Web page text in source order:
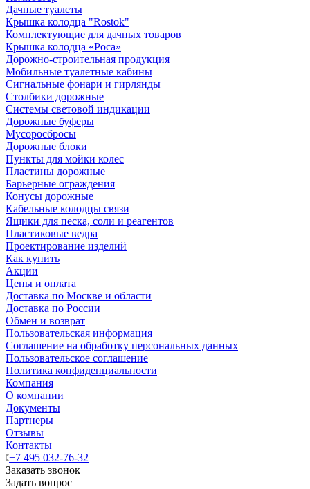
Дачные туалеты
Крышка колодца "Rostok"
Комплектующие для дачных товаров
Крышка колодца «Роса»
Дорожно-строительная продукция
Мобильные туалетные кабины
Сигнальные фонари и гирлянды
Столбики дорожные
Системы световой индикации
Дорожные буферы
Мусоросбросы
Дорожные блоки
Пункты для мойки колес
Пластины дорожные
Барьерные ограждения
Конусы дорожные
Кабельные колодцы связи
Ящики для песка, соли и реагентов
Пластиковые ведра
Проектирование изделий
Как купить
Акции
Цены и оплата
Доставка по Москве и области
Доставка по России
Обмен и возврат
Пользовательская информация
Соглашение на обработку персональных данных
Пользовательское соглашение
Политика конфиденциальности
Компания
О компании
Документы
Партнеры
Отзывы
Контакты
+7 495 032-76-32
Заказать звонок
Задать вопрос